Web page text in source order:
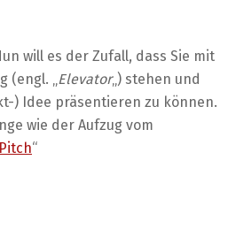
will es der Zufall, dass Sie mit
„
Elevator„) stehen und
) Idee präsentieren zu können.
wie der Aufzug vom
“